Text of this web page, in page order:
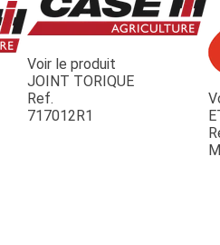
Voir le produit
JOINT TORIQUE
Ref.
717012R1